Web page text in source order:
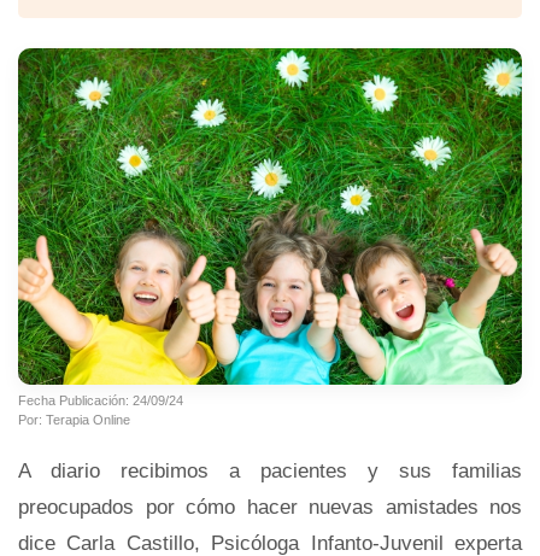
Fecha Publicación: 24/09/24
Por: Terapia Online
A diario recibimos a pacientes y sus familias
preocupados por cómo hacer nuevas amistades nos
dice Carla Castillo, Psicóloga Infanto-Juvenil experta